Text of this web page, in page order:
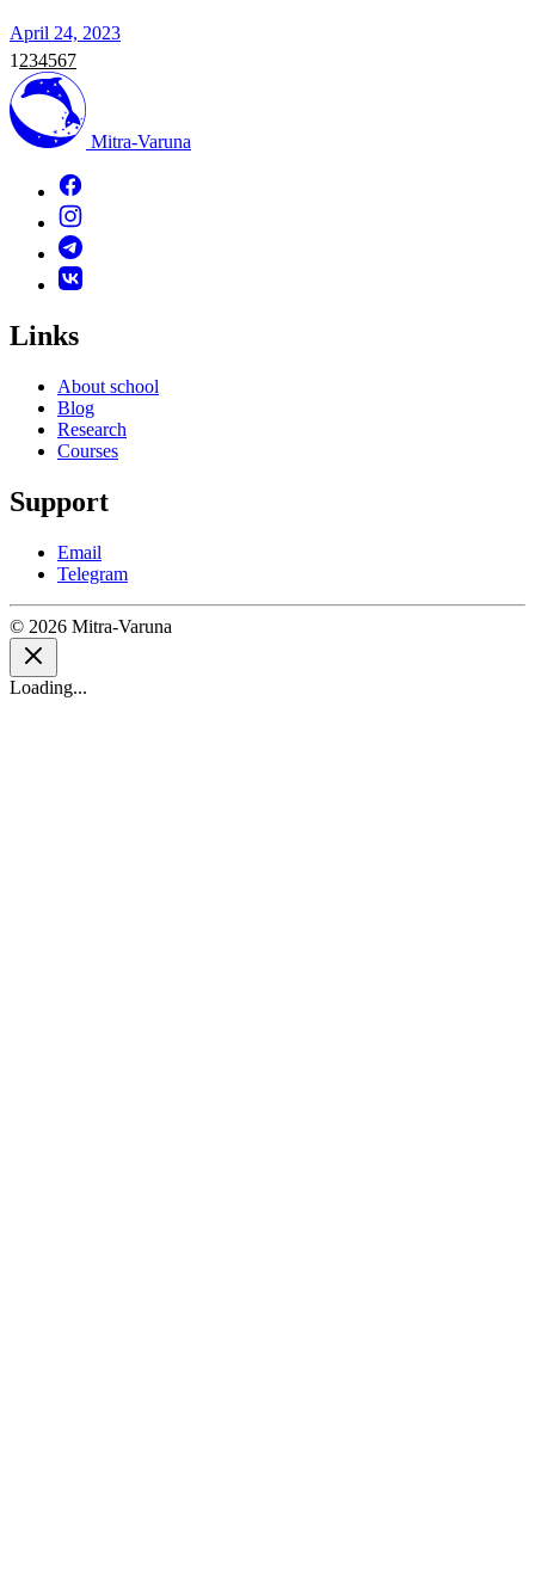
April 24, 2023
1 234567
Mitra-Varuna
Links
About school
Blog
Research
Courses
Support
Email
Telegram
© 2026 Mitra-Varuna
Loading...